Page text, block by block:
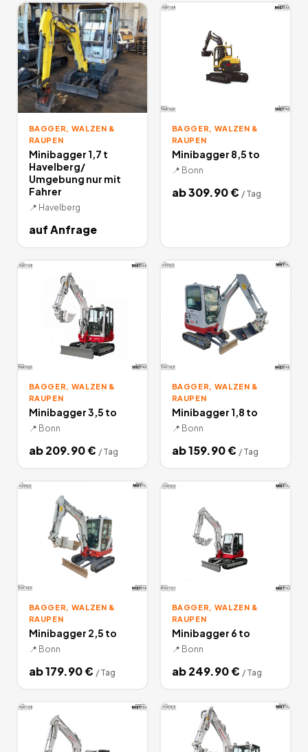
Angebotedeutschlandweit.
BAGGER, WALZEN &
RAUPEN
Minibagger 1,7 t
Havelberg/
Umgebung nur mit
Fahrer
📍 Havelberg
auf Anfrage
BAGGER, WALZEN &
RAUPEN
Minibagger 8,5 to
📍 Bonn
ab309.90€ / Tag
BAGGER, WALZEN &
RAUPEN
Minibagger 3,5 to
📍 Bonn
ab209.90€ / Tag
BAGGER, WALZEN &
RAUPEN
Minibagger 1,8 to
📍 Bonn
ab159.90€ / Tag
BAGGER, WALZEN &
RAUPEN
Minibagger 2,5 to
📍 Bonn
ab179.90€ / Tag
BAGGER, WALZEN &
RAUPEN
Minibagger 6 to
📍 Bonn
ab249.90€ / Tag